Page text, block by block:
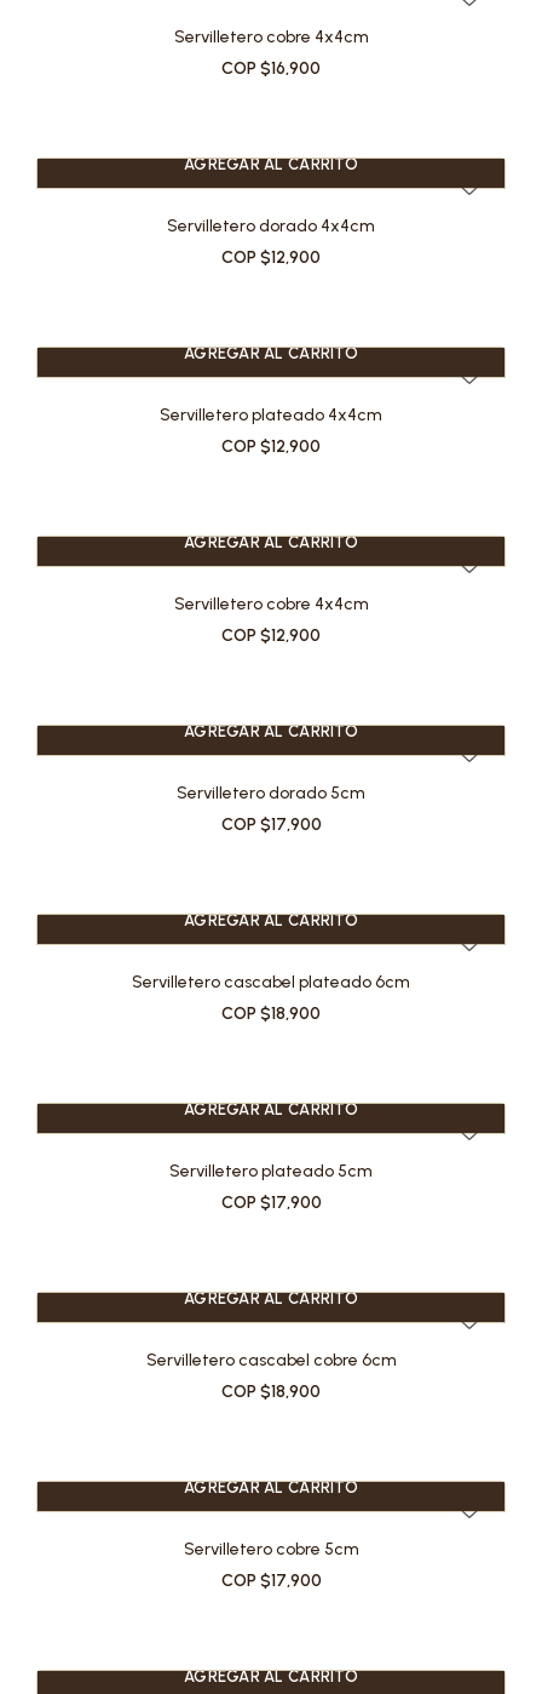
Servilletero cobre 4x4cm
COP $16,900
AGREGAR AL CARRITO
Servilletero dorado 4x4cm
COP $12,900
AGREGAR AL CARRITO
Servilletero plateado 4x4cm
COP $12,900
AGREGAR AL CARRITO
Servilletero cobre 4x4cm
COP $12,900
AGREGAR AL CARRITO
Servilletero dorado 5cm
COP $17,900
AGREGAR AL CARRITO
Servilletero cascabel plateado 6cm
COP $18,900
AGREGAR AL CARRITO
Servilletero plateado 5cm
COP $17,900
AGREGAR AL CARRITO
Servilletero cascabel cobre 6cm
COP $18,900
AGREGAR AL CARRITO
Servilletero cobre 5cm
COP $17,900
AGREGAR AL CARRITO